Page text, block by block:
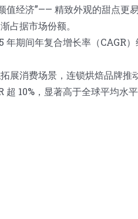
值经济”—— 精致外观的甜点更
占据市场份额。
年期间年复合增长率（CAGR）
展消费场景，连锁烘焙品牌推
10%，显著高于全球平均水